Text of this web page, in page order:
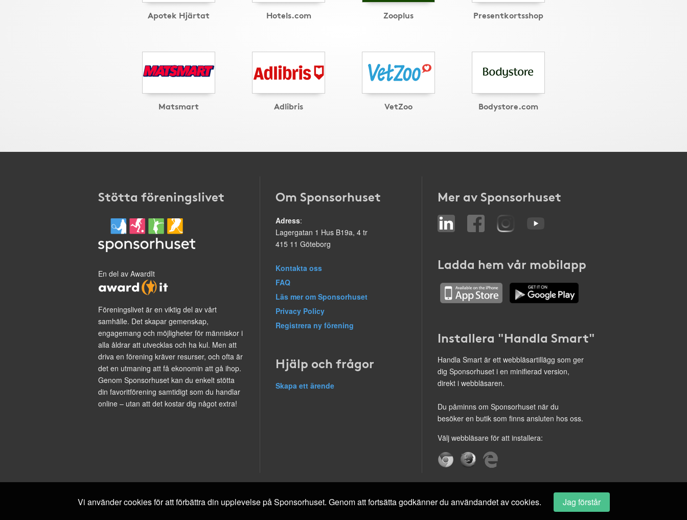
Apotek Hjärtat Hotels.com Zooplus Presentkortsshop
Matsmart Adlibris VetZoo Bodystore.com
Stötta föreningslivet
En del av AwardIt
Föreningslivet är en viktig del av vårt
samhälle. Det skapar gemenskap,
engagemang och möjligheter för människor i
alla åldrar att utvecklas och ha kul. Men att
driva en förening kräver resurser, och ofta är
det en utmaning att få ekonomin att gå ihop.
Genom Sponsorhuset kan du enkelt stötta
din favoritförening samtidigt som du handlar
online – utan att det kostar dig något extra!
Om Sponsorhuset
Adress:
Lagergatan 1 Hus B19a, 4 tr
415 11 Göteborg
Kontakta oss
FAQ
Läs mer om Sponsorhuset
Privacy Policy
Registrera ny förening
Hjälp och frågor
Skapa ett ärende
Mer av Sponsorhuset
Ladda hem vår mobilapp
Installera "Handla Smart"
Handla Smart är ett webbläsartillägg som ger
dig Sponsorhuset i en minifierad version,
direkt i webbläsaren.
Du påminns om Sponsorhuset när du
besöker en butik som finns ansluten hos oss.
Välj webbläsare för att installera:
Vi använder cookies för att förbättra din upplevelse på Sponsorhuset. Genom att fortsätta godkänner du användandet av cookies. Jag förstår